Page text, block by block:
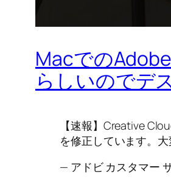
Macでの
らしいのでデ
【速報】Creative
を修正しています。
— アドビ カスタマー